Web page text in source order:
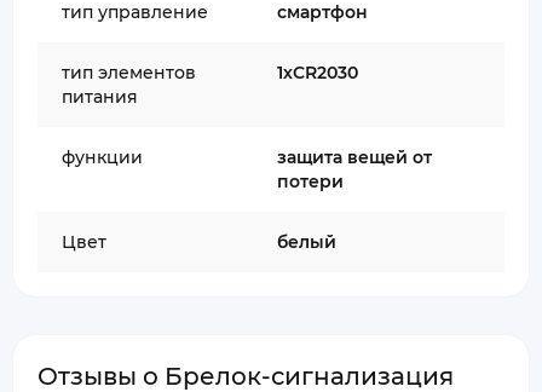
тип управление смартфон
тип элементов
питания
1хCR2030
функции
защита вещей от
потери
Цвет белый
Отзывы о Брелок-сигнализация